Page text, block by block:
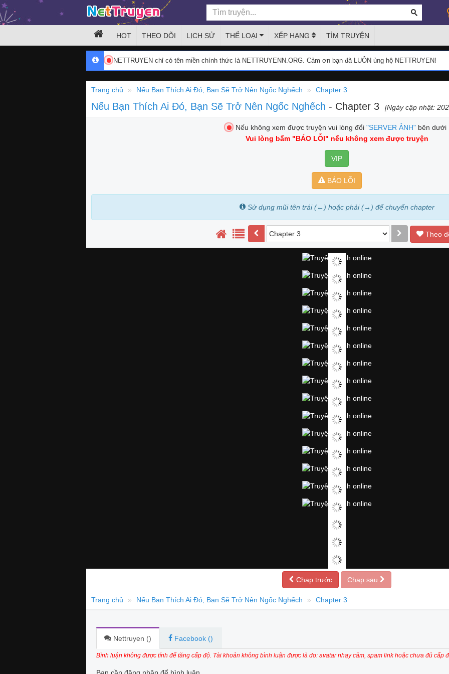
HOT THEO DÕI LỊCH SỬ THỂ LOẠI XẾP HẠNG TÌM TRUYỆN
NETTRUYEN chỉ có tên miền chính thức là NETTRUYENN.ORG. Cảm ơn bạn đã LUÔN ủng hộ NETTRUYEN!
Trang chủ Nếu Bạn Thích Ai Đó, Bạn Sẽ Trở Nên Ngốc Nghếch Chapter 3
Nếu Bạn Thích Ai Đó, Bạn Sẽ Trở Nên Ngốc Nghếch - Chapter 3 [Ngày cập nhật:
Nếu không xem được truyện vui lòng đổi "SERVER ẢNH" bên dưới
Vui lòng bấm "BÁO LỖI" nếu không xem được truyện
VIP
BÁO LỖI
Sử dụng mũi tên trái (←) hoặc phải (→) để chuyển chapter
Theo
Chap trước Chap sau
Trang chủ Nếu Bạn Thích Ai Đó, Bạn Sẽ Trở Nên Ngốc Nghếch Chapter 3
Nettruyen () Facebook ()
Bình luận không được tính để tăng cấp độ. Tài khoản không bình luận được là do: avatar nhạy cảm, spam link hoặc chưa đủ cấp